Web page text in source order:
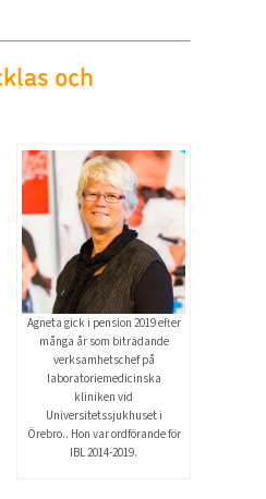
och
Agneta gick i pension 2019 efter
många år som biträdande
verksamhetschef på
laboratoriemedicinska
kliniken vid
Universitetssjukhuset i
Örebro.. Hon var ordförande för
IBL 2014-2019.